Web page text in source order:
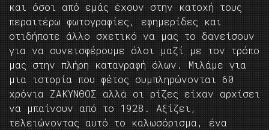
και όσοι από εμάς έχουν στην κατοχή τους
περαιτέρω φωτογραφίες, εφημερίδες και
οτιδήποτε άλλο σχετικό να μας το δανείσουν
για να συνεισφέρουμε όλοι μαζί με τον τρόπο
μας στην πλήρη καταγραφή όλων. Μιλάμε για
μια ιστορία που φέτος συμπληρώνονται 60
χρόνια ΖΑΚΥΝΘΟΣ αλλά οι ρίζες είχαν αρχίσει
να μπαίνουν από το 1928. Αξίζει,
τελειώνοντας αυτό το καλωσόρισμα, ένα